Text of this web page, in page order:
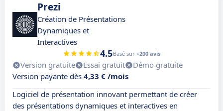
Prezi
Création de Présentations
Dynamiques et
Interactives
4.5Basé sur +200 avis
Version gratuite Essai gratuit
Démo gratuite
Version payante dès 4,33 € /mois
Logiciel de présentation innovant permettant de créer
des présentations dynamiques et interactives en